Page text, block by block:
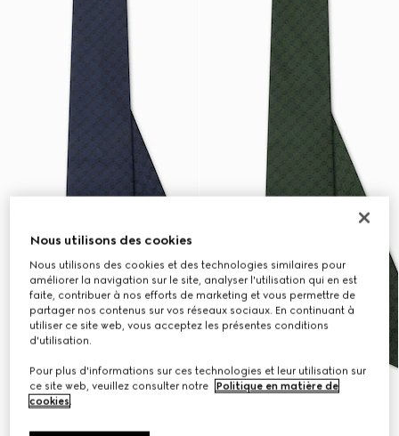
Nous utilisons des cookies
Nous utilisons des cookies et des technologies similaires pour
améliorer la navigation sur le site, analyser l'utilisation qui en est
faite, contribuer à nos efforts de marketing et vous permettre de
partager nos contenus sur vos réseaux sociaux. En continuant à
utiliser ce site web, vous acceptez les présentes conditions
d'utilisation.
Pour plus d'informations sur ces technologies et leur utilisation sur
ce site web, veuillez consulter notre
Politique en matière de
cookies.